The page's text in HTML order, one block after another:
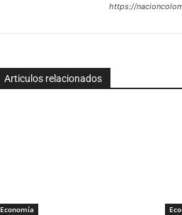
https://
Articulos relacionados
Economía